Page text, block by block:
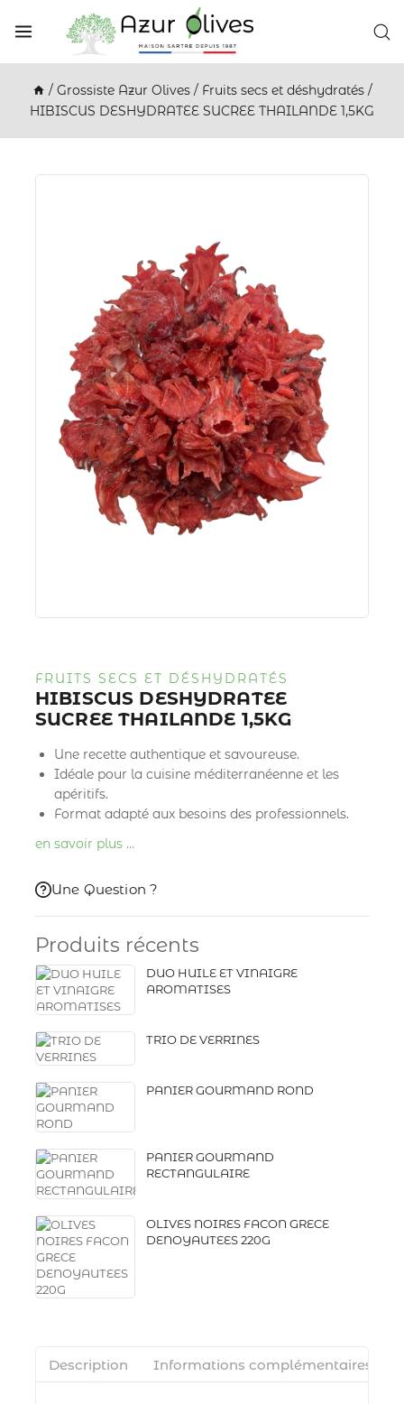
/ Grossiste Azur Olives / Fruits secs et déshydratés /
HIBISCUS DESHYDRATEE SUCREE THAILANDE 1,5KG
Produits récents
DUO HUILE ET VINAIGRE
AROMATISES
TRIO DE VERRINES
PANIER GOURMAND ROND
PANIER GOURMAND
RECTANGULAIRE
OLIVES NOIRES FACON GRECE
DENOYAUTEES 220G
FRUITS SECS ET DÉSHYDRATÉS
HIBISCUS DESHYDRATEE
SUCREE THAILANDE 1,5KG
Une recette authentique et savoureuse.
Idéale pour la cuisine méditerranéenne et les
apéritifs.
Format adapté aux besoins des professionnels.
en savoir plus …
Une Question ?
Description Informations complémentaires